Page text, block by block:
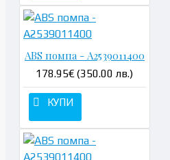
ABS помпа - A2539011400
178.95€ (350.00 лв.)
КУПИ